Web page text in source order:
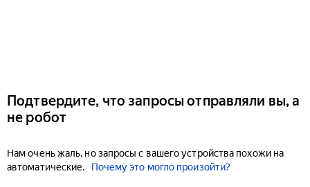
Подтвердите, что запросы отправляли вы, а
не робот
Нам очень жаль, но запросы с вашего устройства похожи на
автоматические.
Почему это могло произойти?